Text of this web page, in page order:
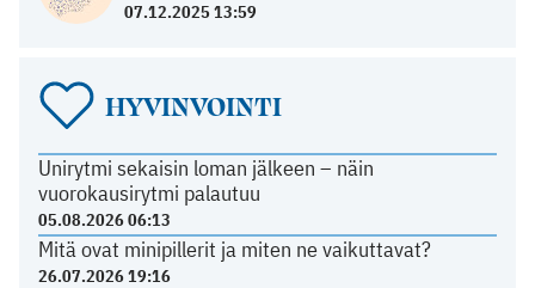
07.12.2025 13:59
HYVINVOINTI
Unirytmi sekaisin loman jälkeen – näin
vuorokausirytmi palautuu
05.08.2026 06:13
Mitä ovat minipillerit ja miten ne vaikuttavat?
26.07.2026 19:16